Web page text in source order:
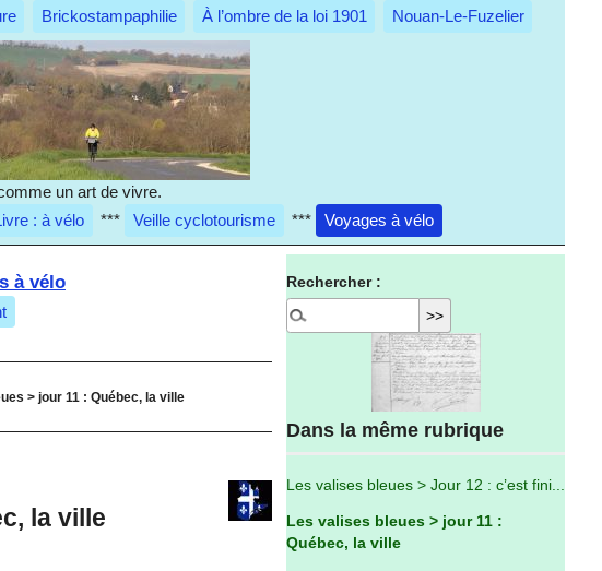
Brickostampaphilie À l’ombre de la loi 1901 Nouan-Le-Fuzelier
un art de vivre.
: à vélo *** Veille cyclotourisme *** Voyages à vélo
à vélo
> jour 11 : Québec, la ville
la ville
Rechercher :
Dans la même rubrique
Les valises bleues > Jour 12 : c’est fini...
Les valises bleues > jour 11 :
Québec, la ville